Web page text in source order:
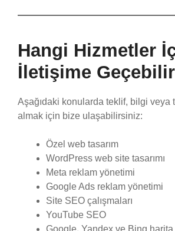
Hangi Hizmetler
İletişime
Aşağıdaki konularda teklif, bilgi veya
almak için bize ulaşabilirsiniz:
Özel web tasarım
WordPress web site tasarımı
Meta reklam yönetimi
Google Ads reklam yönetimi
Site SEO çalışmaları
YouTube SEO